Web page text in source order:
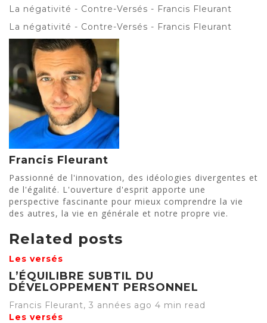
La négativité - Contre-Versés - Francis Fleurant
La négativité - Contre-Versés - Francis Fleurant
Francis Fleurant
Passionné de l'innovation, des idéologies divergentes et
de l'égalité. L'ouverture d'esprit apporte une
perspective fascinante pour mieux comprendre la vie
des autres, la vie en générale et notre propre vie.
Related posts
Les versés
L’ÉQUILIBRE SUBTIL DU
DÉVELOPPEMENT PERSONNEL
Francis Fleurant, 3 années ago 4 min read
Les versés